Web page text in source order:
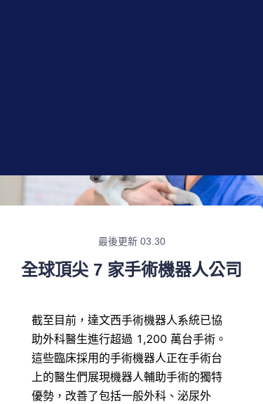
最後更新 03.30
全球頂尖 7 家手術機器人公司
截至目前，達文西手術機器人系統已協
助外科醫生進行超過 1,200 萬台手術。
這些臨床採用的手術機器人正在手術台
上的醫生們展現機器人輔助手術的獨特
優勢，改善了包括一般外科、泌尿外